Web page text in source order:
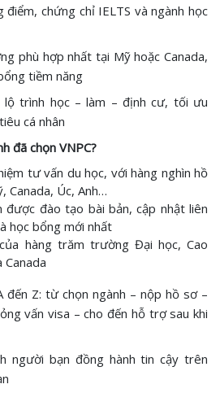
chứng chỉ IELTS và ngành học
phù hợp nhất tại Mỹ hoặc Canada,
tiềm năng
trình học – làm – định cư, tối ưu
cá nhân
đã chọn VNPC?
tư vấn du học, với hàng nghìn hồ
Canada, Úc, Anh…
được đào tạo bài bản, cập nhật liên
học bổng mới nhất
hàng trăm trường Đại học, Cao
Z: từ chọn ngành – nộp hồ sơ –
vấn visa – cho đến hỗ trợ sau khi
người bạn đồng hành tin cậy trên